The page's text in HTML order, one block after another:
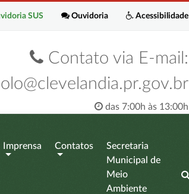
Acessibilidade
Ouvidoria
SUS
Contato via E-mail:
das 7:00h às 13:00h
Imprensa Contatos
Secretaria
Municipal de
Meio
Ambiente